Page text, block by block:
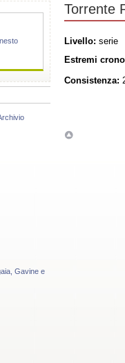
Gavine e
Torrente
Livello: serie
Estremi
Consistenza: